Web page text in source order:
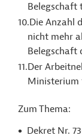
Belegschaft
Die Anzahl
nicht mehr
Belegschaft
Der
Ministerium
Zum Thema:
Dekret Nr.